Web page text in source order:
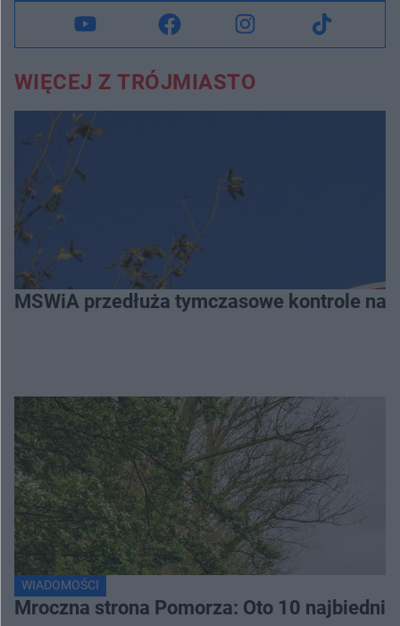
WIĘCEJ Z TRÓJMIASTO
MSWiA przedłuża tymczasowe kontrole
WIADOMOŚCI
Mroczna strona Pomorza: Oto 10